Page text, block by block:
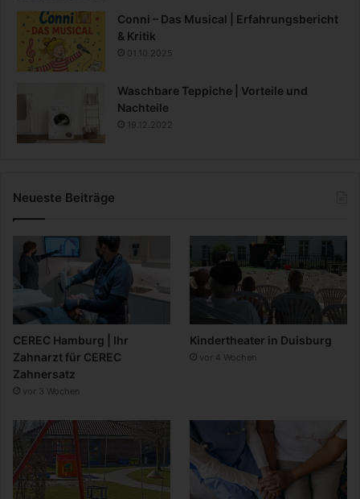
Conni – Das Musical | Erfahrungsbericht
& Kritik
01.10.2025
Waschbare Teppiche | Vorteile und
Nachteile
19.12.2022
Neueste Beiträge
CEREC Hamburg | Ihr
Zahnarzt für CEREC
Zahnersatz
vor 3 Wochen
Kindertheater in Duisburg
vor 4 Wochen